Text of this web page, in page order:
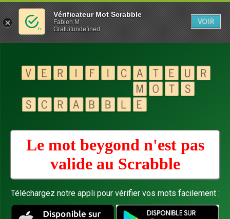
Le mot beygond n'est pas
valide au Scrabble
Téléchargez notre appli pour vérifier vos mots facilement :
Vérificateur Mot Scrabble
Fabien M
Gratuitundefined
VOIR